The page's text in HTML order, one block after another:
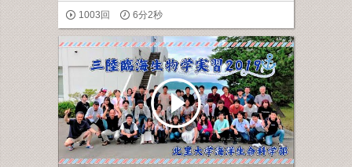
1003回 6分2秒